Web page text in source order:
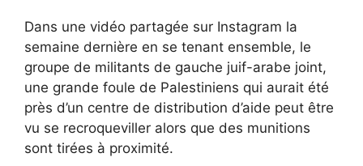
Dans une vidéo partagée sur Instagram la
semaine dernière en se tenant ensemble, le
groupe de militants de gauche juif-arabe joint,
une grande foule de Palestiniens qui aurait été
près d’un centre de distribution d’aide peut être
vu se recroqueviller alors que des munitions
sont tirées à proximité.